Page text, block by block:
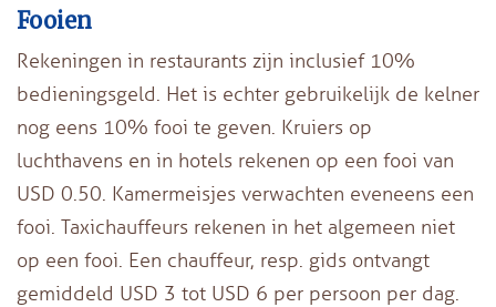
Fooien
Rekeningen in restaurants zijn inclusief 10%
bedieningsgeld. Het is echter gebruikelijk de kelner
nog eens 10% fooi te geven. Kruiers op
luchthavens en in hotels rekenen op een fooi van
USD 0.50. Kamermeisjes verwachten eveneens een
fooi. Taxichauffeurs rekenen in het algemeen niet
op een fooi. Een chauffeur, resp. gids ontvangt
gemiddeld USD 3 tot USD 6 per persoon per dag.